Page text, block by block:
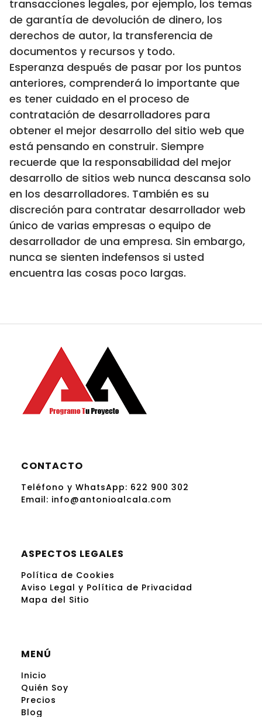
transacciones legales, por ejemplo, los temas
de garantía de devolución de dinero, los
derechos de autor, la transferencia de
documentos y recursos y todo.
Esperanza después de pasar por los puntos
anteriores, comprenderá lo importante que
es tener cuidado en el proceso de
contratación de desarrolladores para
obtener el mejor desarrollo del sitio web que
está pensando en construir. Siempre
recuerde que la responsabilidad del mejor
desarrollo de sitios web nunca descansa solo
en los desarrolladores. También es su
discreción para contratar desarrollador web
único de varias empresas o equipo de
desarrollador de una empresa. Sin embargo,
nunca se sienten indefensos si usted
encuentra las cosas poco largas.
CONTACTO
Teléfono y WhatsApp: 622 900 302
Email: info@antonioalcala.com
ASPECTOS LEGALES
Política de Cookies
Aviso Legal y Política de Privacidad
Mapa del Sitio
MENÚ
Inicio
Quién Soy
Precios
Blog